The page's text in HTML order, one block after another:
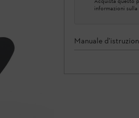
informazioni
Manuale